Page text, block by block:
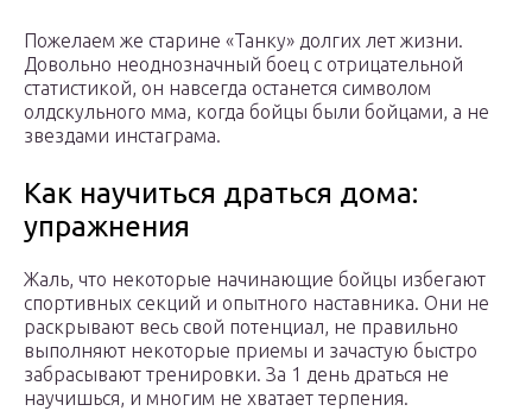
Пожелаем же старине «Танку» долгих лет жизни.
Довольно неоднозначный боец с отрицательной
статистикой, он навсегда останется символом
олдскульного мма, когда бойцы были бойцами, а не
звездами инстаграма.
Как научиться драться дома:
упражнения
Жаль, что некоторые начинающие бойцы избегают
спортивных секций и опытного наставника. Они не
раскрывают весь свой потенциал, не правильно
выполняют некоторые приемы и зачастую быстро
забрасывают тренировки. За 1 день драться не
научишься, и многим не хватает терпения.